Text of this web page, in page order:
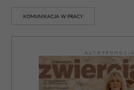
KOMUNIKACJA W PRACY
AUTOPROMOCJA